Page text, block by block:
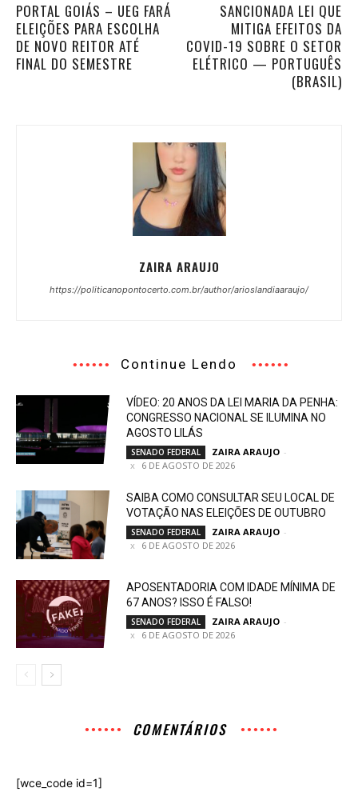
PORTAL GOIÁS – UEG FARÁ
ELEIÇÕES PARA ESCOLHA
DE NOVO REITOR ATÉ
FINAL DO SEMESTRE
SANCIONADA LEI QUE
MITIGA EFEITOS DA
COVID-19 SOBRE O SETOR
ELÉTRICO — PORTUGUÊS
(BRASIL)
ZAIRA ARAUJO
https://politicanopontocerto.com.br/author/arioslandiaaraujo/
Continue Lendo
VÍDEO: 20 ANOS DA LEI MARIA DA PENHA:
CONGRESSO NACIONAL SE ILUMINA NO
AGOSTO LILÁS
SENADO FEDERAL ZAIRA ARAUJO -
6 DE AGOSTO DE 2026
SAIBA COMO CONSULTAR SEU LOCAL DE
VOTAÇÃO NAS ELEIÇÕES DE OUTUBRO
SENADO FEDERAL ZAIRA ARAUJO -
6 DE AGOSTO DE 2026
APOSENTADORIA COM IDADE MÍNIMA DE
67 ANOS? ISSO É FALSO!
SENADO FEDERAL ZAIRA ARAUJO -
6 DE AGOSTO DE 2026
COMENTÁRIOS
[wce_code id=1]